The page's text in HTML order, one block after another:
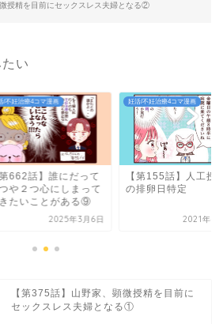
授精を目前にセックスレス夫婦となる②
い
/不妊治療4コマ漫画
第662話】誰にだって
や２つ心にしまって
たいことがある⑨
2025年3月6日
妊活/不妊治療4コマ漫画
【第155話】人工授
の排卵日特定
2021年4
【第375話】山野家、顕微授精を目前に
セックスレス夫婦となる①